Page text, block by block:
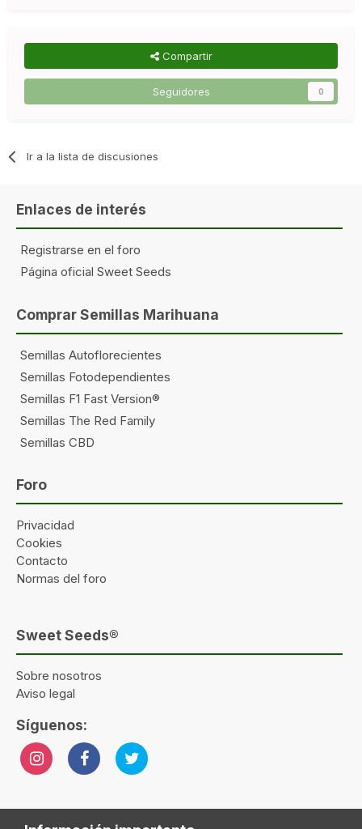
Compartir
Seguidores 0
Ir a la lista de discusiones
Enlaces de interés
Registrarse en el foro
Página oficial Sweet Seeds
Comprar Semillas Marihuana
Semillas Autoflorecientes
Semillas Fotodependientes
Semillas F1 Fast Version®
Semillas The Red Family
Semillas CBD
Foro
Privacidad
Cookies
Contacto
Normas del foro
Sweet Seeds®
Sobre nosotros
Aviso legal
Síguenos: